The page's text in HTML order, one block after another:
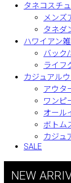
タネコスチ
メンズ
タネダ
ハワイアン
バック
ライフ
カジュアル
アウタ
ワンピ
オール
ボトム
カジュ
SALE
NEW